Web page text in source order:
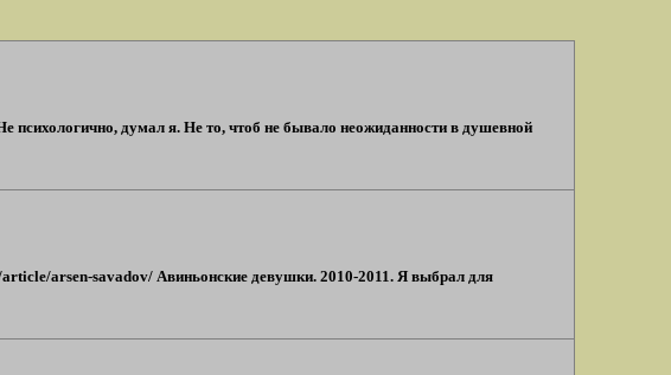
психологично, думал я. Не то, чтоб не бывало неожиданности в душевной
arsen-savadov/ Авиньонские девушки. 2010-2011. Я выбрал для